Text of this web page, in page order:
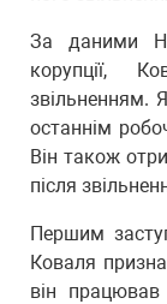
За даними
корупції,
звільненням.
останнім
Він також
після
Першим
Коваля
він працював